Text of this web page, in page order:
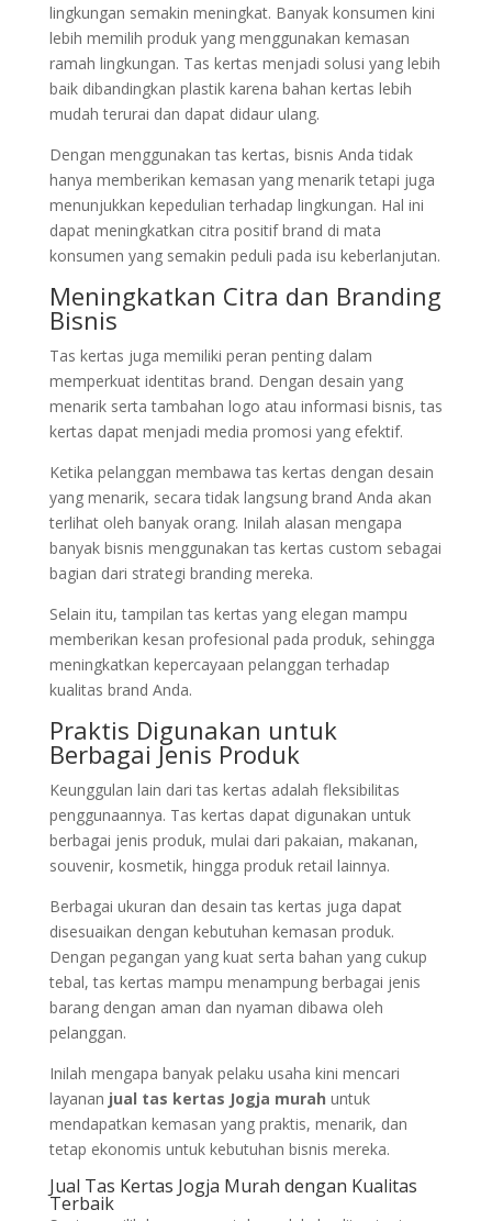
lingkungan semakin meningkat. Banyak konsumen kini
lebih memilih produk yang menggunakan kemasan
ramah lingkungan. Tas kertas menjadi solusi yang lebih
baik dibandingkan plastik karena bahan kertas lebih
mudah terurai dan dapat didaur ulang.
Dengan menggunakan tas kertas, bisnis Anda tidak
hanya memberikan kemasan yang menarik tetapi juga
menunjukkan kepedulian terhadap lingkungan. Hal ini
dapat meningkatkan citra positif brand di mata
konsumen yang semakin peduli pada isu keberlanjutan.
Meningkatkan Citra dan Branding
Bisnis
Tas kertas juga memiliki peran penting dalam
memperkuat identitas brand. Dengan desain yang
menarik serta tambahan logo atau informasi bisnis, tas
kertas dapat menjadi media promosi yang efektif.
Ketika pelanggan membawa tas kertas dengan desain
yang menarik, secara tidak langsung brand Anda akan
terlihat oleh banyak orang. Inilah alasan mengapa
banyak bisnis menggunakan tas kertas custom sebagai
bagian dari strategi branding mereka.
Selain itu, tampilan tas kertas yang elegan mampu
memberikan kesan profesional pada produk, sehingga
meningkatkan kepercayaan pelanggan terhadap
kualitas brand Anda.
Praktis Digunakan untuk
Berbagai Jenis Produk
Keunggulan lain dari tas kertas adalah fleksibilitas
penggunaannya. Tas kertas dapat digunakan untuk
berbagai jenis produk, mulai dari pakaian, makanan,
souvenir, kosmetik, hingga produk retail lainnya.
Berbagai ukuran dan desain tas kertas juga dapat
disesuaikan dengan kebutuhan kemasan produk.
Dengan pegangan yang kuat serta bahan yang cukup
tebal, tas kertas mampu menampung berbagai jenis
barang dengan aman dan nyaman dibawa oleh
pelanggan.
Inilah mengapa banyak pelaku usaha kini mencari
layanan jual tas kertas Jogja murah untuk
mendapatkan kemasan yang praktis, menarik, dan
tetap ekonomis untuk kebutuhan bisnis mereka.
Jual Tas Kertas Jogja Murah dengan Kualitas
Terbaik